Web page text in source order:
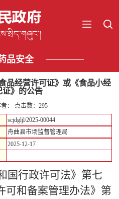
品安全
品经营许可证》或《食品小经
证》的公告
： 点击数： 295
scjdgljl/2025-00044
舟曲县市场监督管理局
2025-12-17
国行政许可法》第七
可和备案管理办法》第